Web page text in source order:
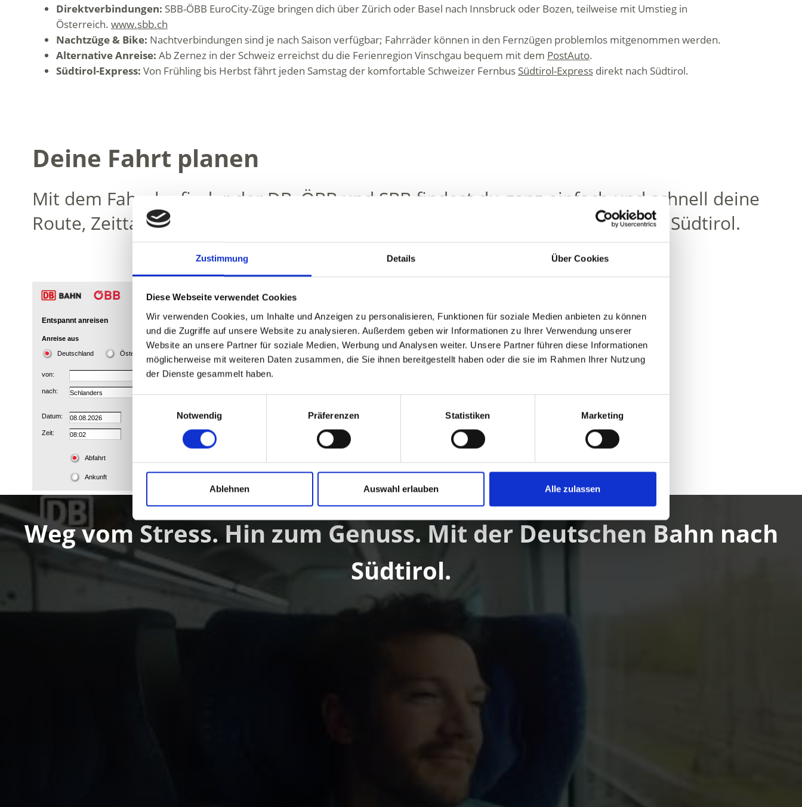
Zustimmung Details Über Cookies
Diese Webseite verwendet Cookies
Wir verwenden Cookies, um Inhalte und Anzeigen zu personalisieren, Funktionen für soziale Medien anbieten zu können
und die Zugriffe auf unsere Website zu analysieren. Außerdem geben wir Informationen zu Ihrer Verwendung unserer
Website an unsere Partner für soziale Medien, Werbung und Analysen weiter. Unsere Partner führen diese Informationen
möglicherweise mit weiteren Daten zusammen, die Sie ihnen bereitgestellt haben oder die sie im Rahmen Ihrer Nutzung
der Dienste gesammelt haben.
Einwilligungsauswahl
Notwendig
Präferenzen Statistiken Marketing
Ablehnen Auswahl erlauben Alle zulassen
Direktverbindungen: SBB-ÖBB EuroCity-Züge bringen dich über Zürich oder Basel nach Innsbruck oder Bozen, teilweise mit Umstieg in
Österreich. www.sbb.ch
Nachtzüge & Bike: Nachtverbindungen sind je nach Saison verfügbar; Fahrräder können in den Fernzügen problemlos mitgenommen werden.
Alternative Anreise: Ab Zernez in der Schweiz erreichst du die Ferienregion Vinschgau bequem mit dem PostAuto.
Südtirol-Express: Von Frühling bis Herbst fährt jeden Samstag der komfortable Schweizer Fernbus Südtirol-Expressdirekt nach Südtirol.
Deine Fahrt planen
Mit dem Fahrplanfinder der DB, ÖBB und SBB findest du ganz einfach und schnell deine
Route, Zeittafel und Tarife für eine Anreise mit der Bahn in den Vinschgau in Südtirol.
Weg vom Stress. Hin zum Genuss. Mit der Deutschen Bahn nach
Südtirol.